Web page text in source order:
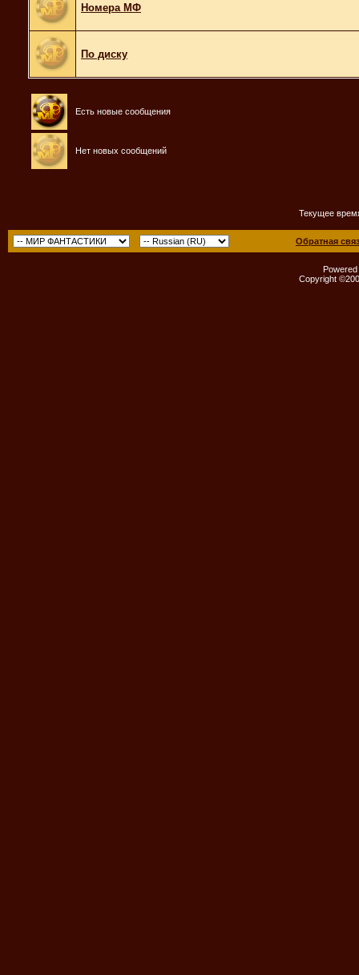
Номера МФ
По диску
Есть новые сообщения
Нет новых сообщений
Текущее
Обратная
Copyright